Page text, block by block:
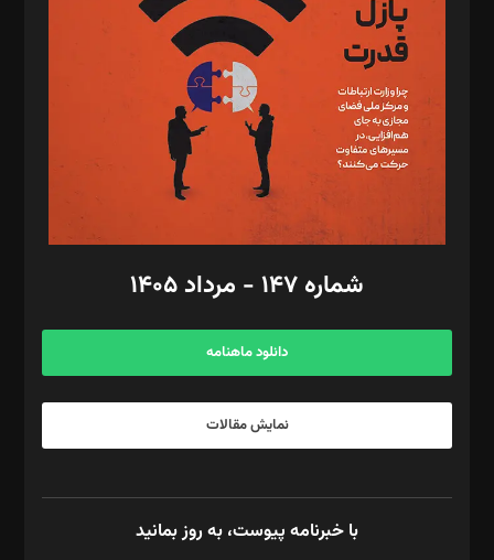
مصطفی مسجدی آرانی، ابوالفضل رجبی، زهرا فکرانه، فائزه فتحی
رستمی،مصطفی باستان
ویرایش: نگار استاد‌‌آقا
طراح یونیفرم: مجید توکلی
فیلمبرداری و عکاسی: امیر شفیعی، مانی لطفی زاده
گرافیک و صفحه‌آرایی: سید‌سبحان‌علی ثابت
مد‌یر توسعه تجاری: کامبیز برید‌
امور مالی: شاپور رهبری، محمد‌ کاظمی‌نیا
آگهی و مشترکین: ۰۹۱۹۹۹۹۰۴۵۴
شماره ۱۴۷ - مرداد ۱۴۰۵
دانلود ماهنامه
نمایش مقالات
با خبرنامه پیوست، به روز بمانید